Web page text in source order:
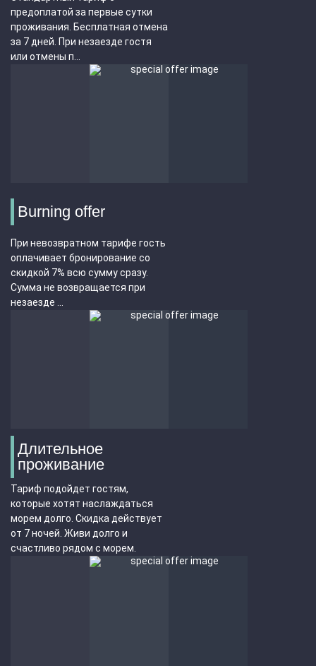
предоплатой за первые сутки
проживания. Бесплатная отмена
за 7 дней. При незаезде гостя
или отмены п...
Burning offer
При невозвратном тарифе гость
оплачивает бронирование со
скидкой 7% всю сумму сразу.
Сумма не возвращается при
незаезде ...
Длительное
проживание
Тариф подойдет гостям,
которые хотят наслаждаться
морем долго. Скидка действует
от 7 ночей. Живи долго и
счастливо рядом с морем.